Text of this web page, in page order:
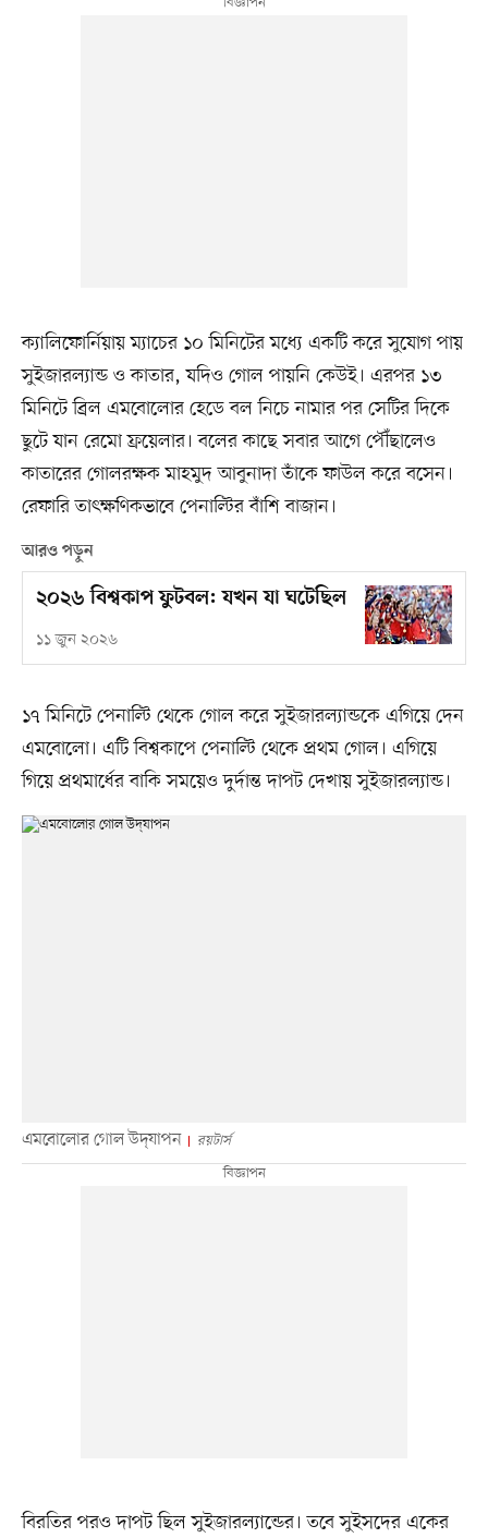
ক্যালিফোর্নিয়ায় ম্যাচের ১০ মিনিটের মধ্যে একটি করে সুযোগ পায়
সুইজারল্যান্ড ও কাতার, যদিও গোল পায়নি কেউই। এরপর ১৩
মিনিটে ব্রিল এমবোলোর হেডে বল নিচে নামার পর সেটির দিকে
ছুটে যান রেমো ফ্রয়েলার। বলের কাছে সবার আগে পৌঁছালেও
কাতারের গোলরক্ষক মাহমুদ আবুনাদা তাঁকে ফাউল করে বসেন।
রেফারি তাৎক্ষণিকভাবে পেনাল্টির বাঁশি বাজান।
আরও পড়ুন
২০২৬ বিশ্বকাপ ফুটবল: যখন যা ঘটেছিল
১১ জুন ২০২৬
১৭ মিনিটে পেনাল্টি থেকে গোল করে সুইজারল্যান্ডকে এগিয়ে দেন
এমবোলো। এটি বিশ্বকাপে পেনাল্টি থেকে প্রথম গোল। এগিয়ে
গিয়ে প্রথমার্ধের বাকি সময়েও দুর্দান্ত দাপট দেখায় সুইজারল্যান্ড।
এমবোলোর গোল উদ্‌যাপন রয়টার্স
বিরতির পরও দাপট ছিল সুইজারল্যান্ডের। তবে সুইসদের একের